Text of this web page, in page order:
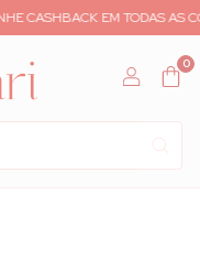
CASHBACK EM TODAS AS
0